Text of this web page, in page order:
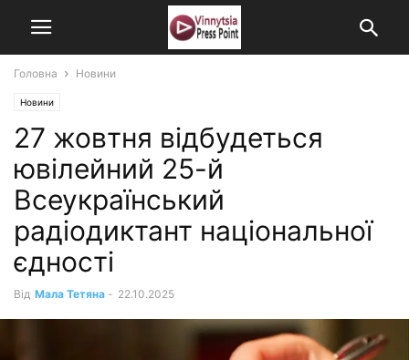
Головна Новини
Новини
27 жовтня відбудеться
ювілейний 25-й
Всеукраїнський
радіодиктант національної
єдності
Від Мала Тетяна - 22.10.2025